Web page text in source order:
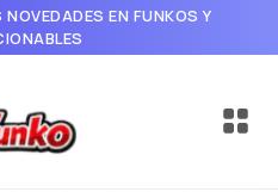
EN FUNKOS Y